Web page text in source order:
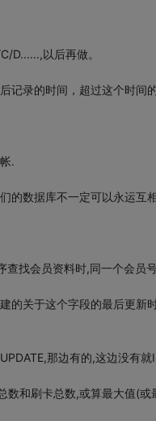
D......,以后再做。
记录的时间，超过这个时间
.
的数据库不一定可以永运互
找会员资料时,同一个会员
的关于这个字段的最后更新
那边有的,这边没有就
数和刷卡总数,或算最大值(